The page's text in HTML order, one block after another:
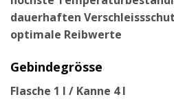
dauerhaften
optimale Reibwerte
Gebindegrösse
Flasche 1 l / Kanne 4 l